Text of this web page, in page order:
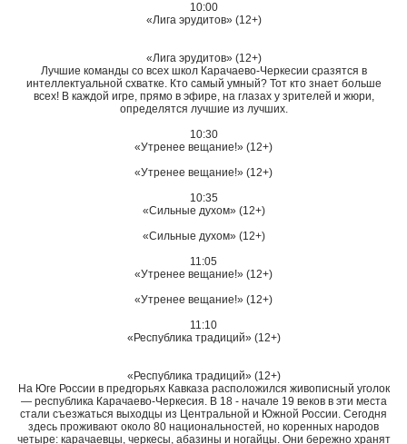
10:00
«Лига эрудитов» (12+)
«Лига эрудитов» (12+)
Лучшие команды со всех школ Карачаево-Черкесии сразятся в
интеллектуальной схватке. Кто самый умный? Тот кто знает больше
всех! В каждой игре, прямо в эфире, на глазах у зрителей и жюри,
определятся лучшие из лучших.
10:30
«Утренее вещание!» (12+)
«Утренее вещание!» (12+)
10:35
«Сильные духом» (12+)
«Сильные духом» (12+)
11:05
«Утренее вещание!» (12+)
«Утренее вещание!» (12+)
11:10
«Республика традиций» (12+)
«Республика традиций» (12+)
На Юге России в предгорьях Кавказа расположился живописный уголок
— республика Карачаево-Черкесия. В 18 - начале 19 веков в эти места
стали съезжаться выходцы из Центральной и Южной России. Сегодня
здесь проживают около 80 национальностей, но коренных народов
четыре: карачаевцы, черкесы, абазины и ногайцы. Они бережно хранят